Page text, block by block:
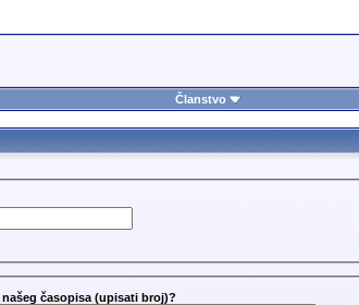
Članstvo
časopisa (upisati broj)?